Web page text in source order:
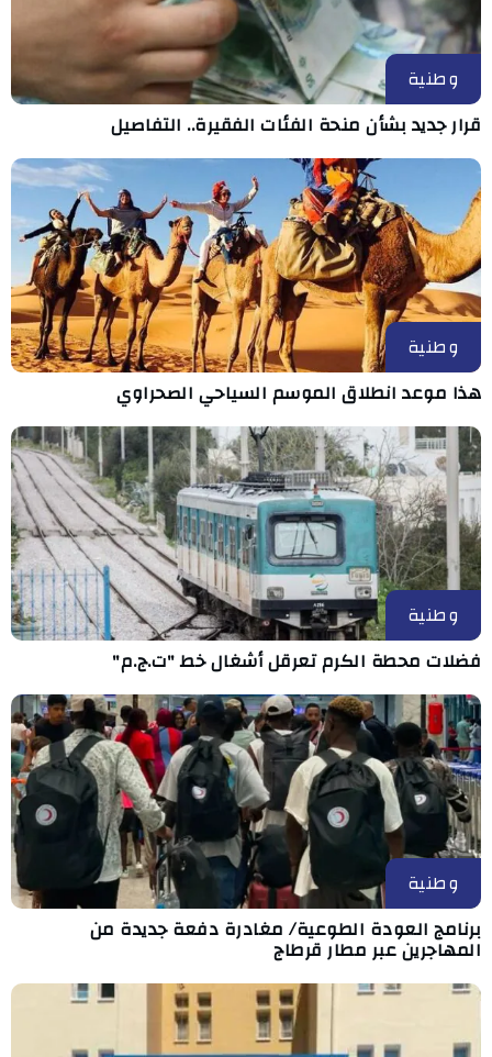
وطنية
قرار جديد بشأن منحة الفئات الفقيرة.. التفاصيل
وطنية
هذا موعد انطلاق الموسم السياحي الصحراوي
وطنية
فضلات محطة الكرم تعرقل أشغال خط "ت.ج.م"
وطنية
برنامج العودة الطوعية/ مغادرة دفعة جديدة من
المهاجرين عبر مطار قرطاج